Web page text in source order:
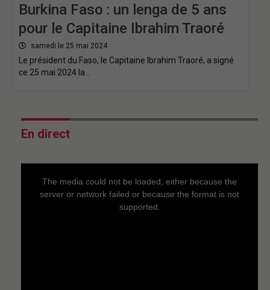
Burkina Faso : un lenga de 5 ans
pour le Capitaine Ibrahim Traoré
samedi le 25 mai 2024
Le président du Faso, le Capitaine Ibrahim Traoré, a signé
ce 25 mai 2024 la…
En direct
The media could not be loaded, either because the
server or network failed or because the format is not
supported.